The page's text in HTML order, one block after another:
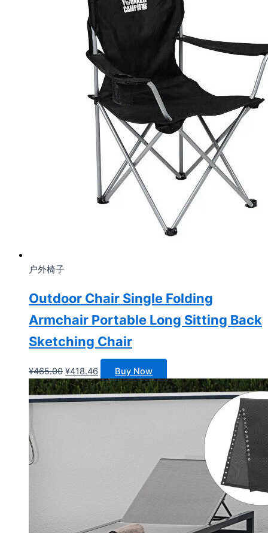
户外椅子
Outdoor Chair Single Folding
Armchair Portable Long Sitting Back
Sketching Chair
¥465.00 原
价
为：
¥418.46
前
价
Buy Now